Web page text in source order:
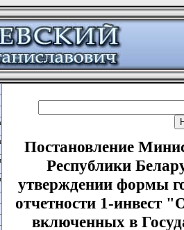
Постановление
Республики
утверждении формы
отчетности 1-инвест
включенных в